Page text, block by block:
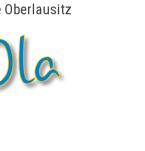
Oberlausitz